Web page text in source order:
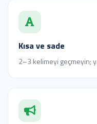
Kısa ve sade
2–3 kelimeyi geçmeyin;